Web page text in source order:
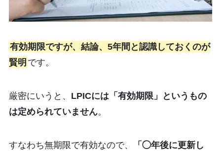
有効期限ですが、結論、5年間と認識しておくのが
賢明 です。
厳密にいうと、 LPICには「有効期限」というもの
は定められていません。
すなわち無期限で有効なので、
「◯年後に更新し